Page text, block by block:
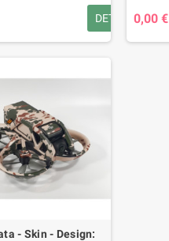
DETAILS0,00 €
- Skin - Design: